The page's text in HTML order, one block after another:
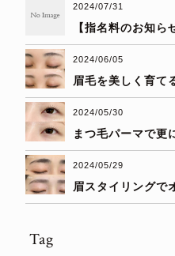
2024/07/31
【指名料のお知ら
2024/06/05
眉毛を美しく育て
2024/05/30
まつ毛パーマで更
2024/05/29
眉スタイリングで
Tag